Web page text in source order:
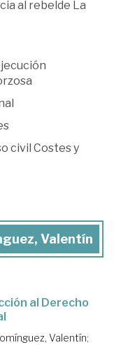
al rebelde La
civil Costes y
Valentín
al Derecho
Valentín;